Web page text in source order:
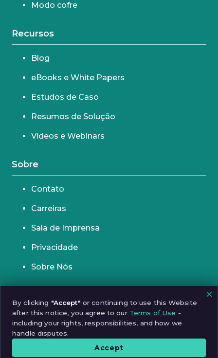
Modo cofre
Recursos
Blog
eBooks e White Papers
Estudos de Caso
Resumos de Solução
Vídeos e Webinars
Sobre
Contato
Carreiras
Sala de Imprensa
Privacidade
Sobre Nós
© 2026 Incognia
Ética Políticas Segurança
By clicking "Accept" or continuing to use this Website
after this notice, you agree to our Terms of Use -
including your rights, responsibilities, and how we
handle disputes.
Accept